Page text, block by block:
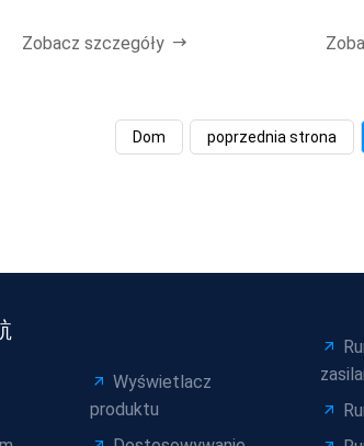
Zobacz szczegóły
Dom poprzednia strona
Wyświetlacz
produktu